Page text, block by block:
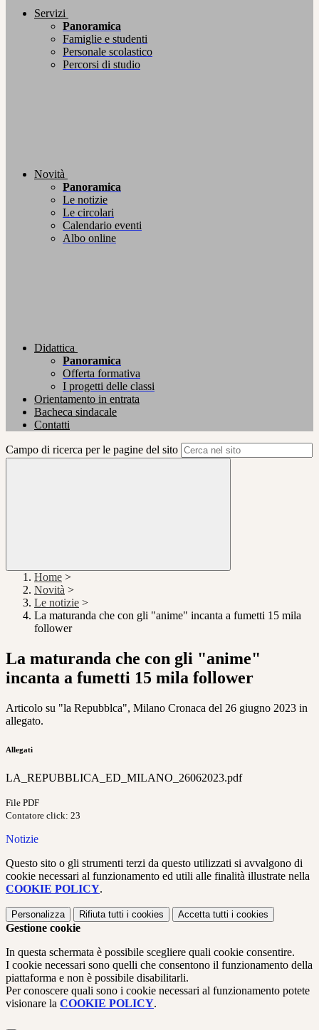
Servizi
Panoramica
Famiglie e studenti
Personale scolastico
Percorsi di studio
Novità
Panoramica
Le notizie
Le circolari
Calendario eventi
Albo online
Didattica
Panoramica
Offerta formativa
I progetti delle classi
Orientamento in entrata
Bacheca sindacale
Contatti
Campo di ricerca per le pagine del sito
Home >
Novità >
Le notizie >
La maturanda che con gli "anime" incanta a fumetti 15 mila
follower
La maturanda che con gli "anime"
incanta a fumetti 15 mila follower
Articolo su "la Repubblca", Milano Cronaca del 26 giugno 2023 in
allegato.
Allegati
LA_REPUBBLICA_ED_MILANO_26062023.pdf
File PDF
Contatore click: 23
Notizie
Questo sito o gli strumenti terzi da questo utilizzati si avvalgono di
cookie necessari al funzionamento ed utili alle finalità illustrate nella
COOKIE POLICY.
Personalizza Rifiuta tutti i cookies Accetta tutti i cookies
Gestione cookie
In questa schermata è possibile scegliere quali cookie consentire.
I cookie necessari sono quelli che consentono il funzionamento della
piattaforma e non è possibile disabilitarli.
Per conoscere quali sono i cookie necessari al funzionamento potete
visionare la COOKIE POLICY.